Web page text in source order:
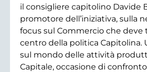
il consigliere capitolino Davide
promotore dell’iniziativa, sulla
focus sul Commercio che deve
centro della politica Capitolina.
sul mondo delle attività
Capitale, occasione di